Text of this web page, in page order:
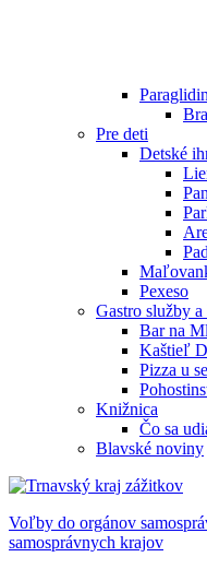
Pre deti
Detské
Pexeso
Gastro služby
Bar na
Kaštieľ
Pizza u
Knižnica
Čo sa
Blavské noviny
Voľby do orgánov
samosprávnych krajov